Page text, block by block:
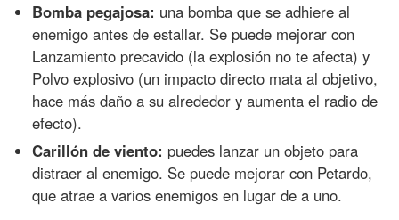
Bomba pegajosa: una bomba que se adhiere al
enemigo antes de estallar. Se puede mejorar con
Lanzamiento precavido (la explosión no te afecta) y
Polvo explosivo (un impacto directo mata al objetivo,
hace más daño a su alrededor y aumenta el radio de
efecto).
Carillón de viento: puedes lanzar un objeto para
distraer al enemigo. Se puede mejorar con Petardo,
que atrae a varios enemigos en lugar de a uno.